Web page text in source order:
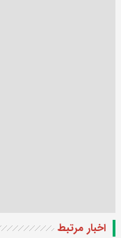
اخبار مرتبط